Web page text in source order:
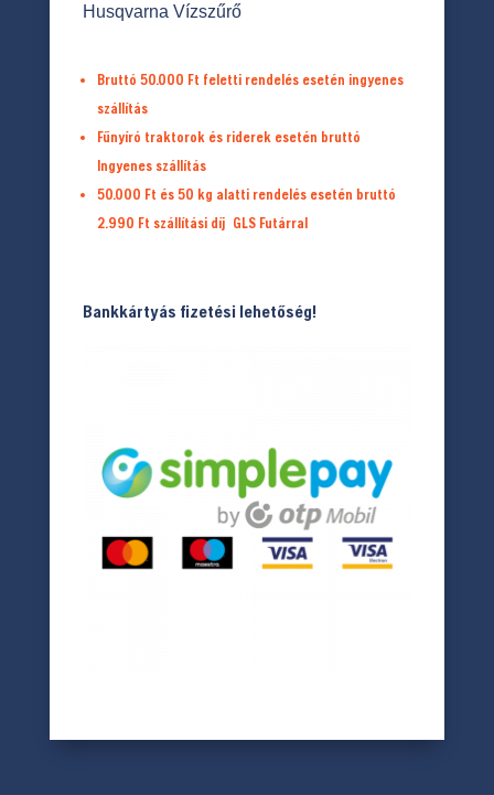
Husqvarna Vízszűrő
Bruttó 50.000 Ft feletti rendelés esetén ingyenes
szállítás
Fűnyíró traktorok és riderek esetén bruttó
Ingyenes szállítás
50.000 Ft és 50 kg alatti rendelés esetén bruttó
2.990 Ft szállítási díj GLS Futárral
Bankkártyás fizetési lehetőség!